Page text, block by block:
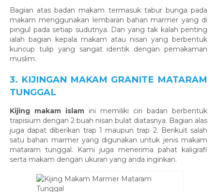
Bagian atas badan makam termasuk tabur bunga pada
makam menggunakan lembaran bahan marmer yang di
pingul pada setiap sudutnya. Dan yang tak kalah penting
ialah bagian kepala makam atau nisan yang berbentuk
kuncup tulip yang sangat identik dengan pemakaman
muslim.
3. KIJINGAN MAKAM GRANITE MATARAM
TUNGGAL
Kijing makam islam ini memiliki ciri badan berbentuk
trapisium dengan 2 buah nisan bulat diatasnya. Bagian alas
juga dapat diberikan trap 1 maupun trap 2. Berikuit salah
satu bahan marmer yang digunakan untuk jenis makam
mataram tunggal. Kami juga menerima pahat kaligrafi
serta makam dengan ukuran yang anda inginkan.